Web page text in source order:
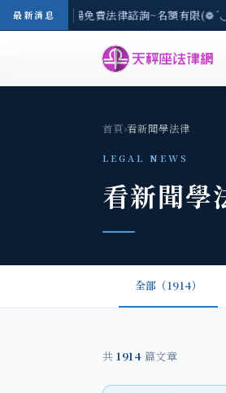
最新消息
-8/3(一) 現場免費法律諮詢~名額有限
首頁›看新聞學法律
LEGAL NEWS
看新聞學
全部（1914）
共 1914 篇文章